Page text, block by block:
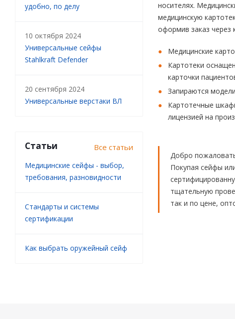
носителях.
медицинскую
оформив заказ через
Медицинские
Картотеки
карточки
Запираются
Картотечные
лицензией на
Добро
Покупая сейфы
тщательную
так и по цене,
удобно, по делу
10 октября 2024
Универсальные сейфы
Stahlkraft Defender
20 сентября 2024
Универсальные верстаки ВЛ
Статьи Все статьи
Медицинские сейфы - выбор,
требования, разновидности
Стандарты и системы
сертификации
Как выбрать оружейный сейф